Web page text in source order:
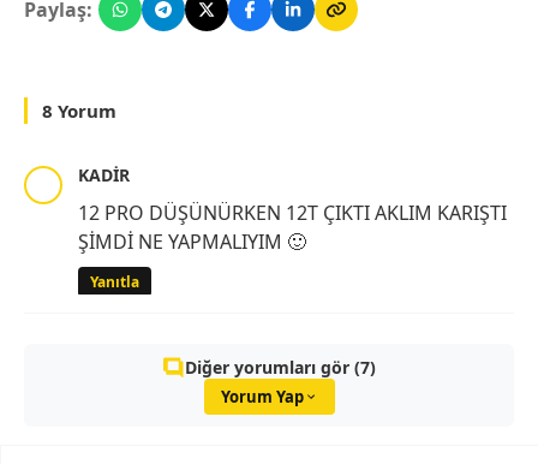
Paylaş:
8 Yorum
KADİR
12 PRO DÜŞÜNÜRKEN 12T ÇIKTI AKLIM KARIŞTI
ŞİMDİ NE YAPMALIYIM 🙂
Yanıtla
Diğer yorumları gör (7)
Yorum Yap